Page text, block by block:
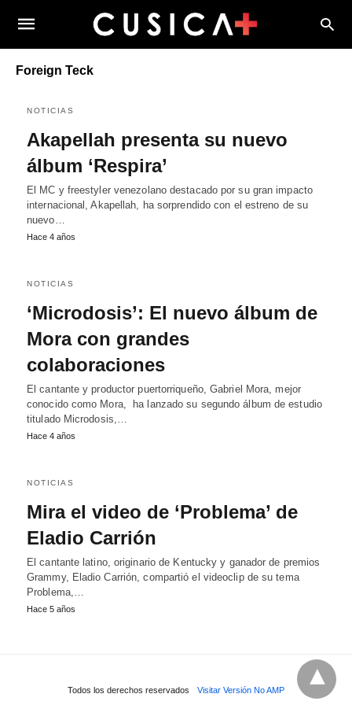
Foreign Teck
NOTICIAS
Akapellah presenta su nuevo
álbum ‘Respira’
El MC y freestyler venezolano destacado por su gran impacto
internacional, Akapellah, ha sorprendido con el estreno de su
nuevo…
Hace 4 años
NOTICIAS
‘Microdosis’: El nuevo álbum de
Mora con grandes
colaboraciones
El cantante y productor puertorriqueño, Gabriel Mora, mejor
conocido como Mora, ha lanzado su segundo álbum de estudio
titulado Microdosis,…
Hace 4 años
NOTICIAS
Mira el video de ‘Problema’ de
Eladio Carrión
El cantante latino, originario de Kentucky y ganador de premios
Grammy, Eladio Carrión, compartió el videoclip de su tema
Problema,…
Hace 5 años
Todos los derechos reservados Visitar Versión No AMP